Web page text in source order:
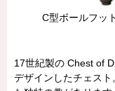
C型ボールフッ
17世紀製の Chest of
デザインしたチェス